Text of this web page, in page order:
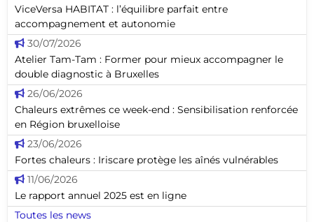
ViceVersa HABITAT : l’équilibre parfait entre
accompagnement et autonomie
30/07/2026
Atelier Tam-Tam : Former pour mieux accompagner le
double diagnostic à Bruxelles
26/06/2026
Chaleurs extrêmes ce week-end : Sensibilisation renforcée
en Région bruxelloise
23/06/2026
Fortes chaleurs : Iriscare protège les aînés vulnérables
11/06/2026
Le rapport annuel 2025 est en ligne
Toutes les news